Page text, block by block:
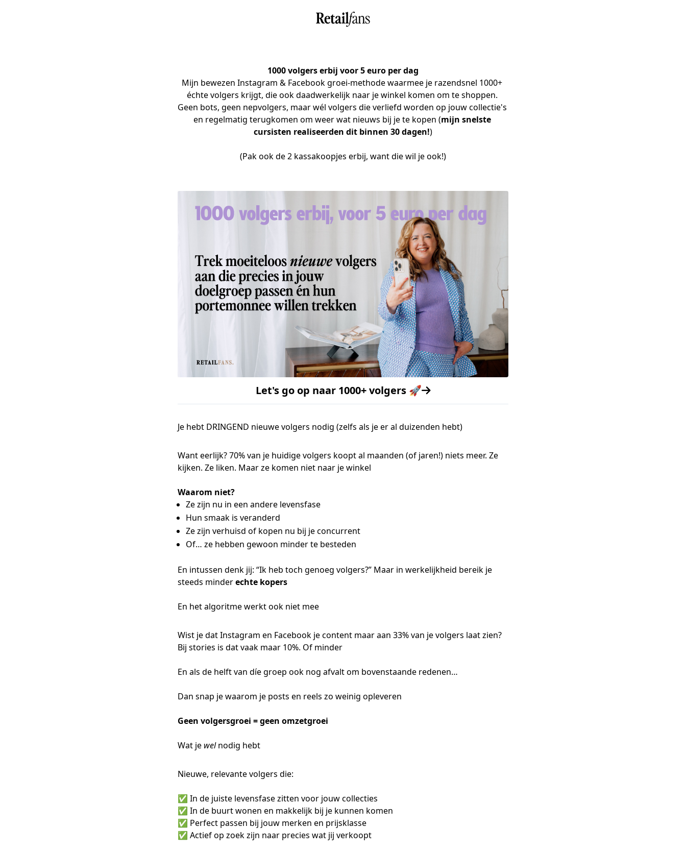
1000 volgers erbij voor 5 euro per dag
Mijn bewezen Instagram & Facebook groei-methode waarmee je razendsnel 1000+
échte volgers krijgt, die ook daadwerkelijk naar je winkel komen om te shoppen.
Geen bots, geen nepvolgers, maar wél volgers die verliefd worden op jouw collectie's
en regelmatig terugkomen om weer wat nieuws bij je te kopen (mijn snelste
cursisten realiseerden dit binnen 30 dagen!)
(Pak ook de 2 kassakoopjes erbij, want die wil je ook!)
Let's go op naar 1000+ volgers 🚀
Je hebt DRINGEND nieuwe volgers nodig (zelfs als je er al duizenden hebt)
Want eerlijk? 70% van je huidige volgers koopt al maanden (of jaren!) niets meer. Ze
kijken. Ze liken. Maar ze komen niet naar je winkel
Waarom niet?
Ze zijn nu in een andere levensfase
Hun smaak is veranderd
Ze zijn verhuisd of kopen nu bij je concurrent
Of… ze hebben gewoon minder te besteden
En intussen denk jij: “Ik heb toch genoeg volgers?” Maar in werkelijkheid bereik je
steeds minderechte kopers
En het algoritme werkt ook niet mee
Wist je dat Instagram en Facebook je content maar aan 33%van je volgers laat zien?
Bij stories is dat vaak maar 10%. Of minder
En als de helft van díe groep ook nog afvalt om bovenstaande redenen…
Dan snap je waarom je posts en reels zo weinig opleveren
Geen volgersgroei = geen omzetgroei
Wat je welnodig hebt
Nieuwe, relevante volgers die:
✅ In de juiste levensfase zitten voor jouw collecties
✅ In de buurt wonen en makkelijk bij je kunnen komen
✅ Perfect passen bij jouw merken en prijsklasse
✅ Actief op zoek zijn naar precies wat jij verkoopt